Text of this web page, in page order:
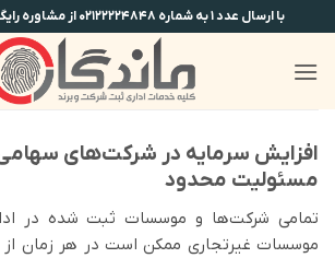
to
content
با ارسال عدد ۱ به شماره ۰۲۱۲۲۲۲۴۸۴۸ از مشاوره رایگان بهره مند شوید.
افزایش سرمایه در شرکت‌های
مسئولیت محدود
تمامی شرکت‌ها و موسسات ثبت شده در
موسسات غیرتجاری ممکن است در هر زمان از